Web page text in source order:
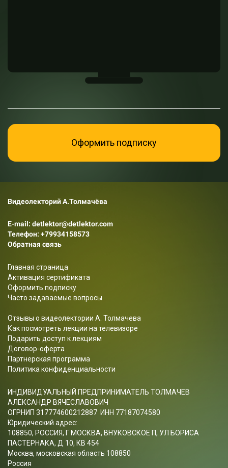
Оформить подписку
Видеолекторий А.Толмачёва
E-mail: detlektor@detlektor.com
Телефон: +79934158573
Обратная связь
Главная страница
Активация сертификата
Оформить подписку
Часто задаваемые вопросы
Отзывы о видеолектории А. Толмачева
Как посмотреть лекции на телевизоре
Подарить доступ к лекциям
Договор-оферта
Партнерская программа
Политика конфиденциальности
ИНДИВИДУАЛЬНЫЙ ПРЕДПРИНИМАТЕЛЬ ТОЛМАЧЕВ
АЛЕКСАНДР ВЯЧЕСЛАВОВИЧ
ОГРНИП 317774600212887 ИНН 77187074580
Юридический адрес:
108850, РОССИЯ, Г МОСКВА, ВНУКОВСКОЕ П, УЛ БОРИСА
ПАСТЕРНАКА, Д 10, КВ 454
Москва, московская область 108850
Россия